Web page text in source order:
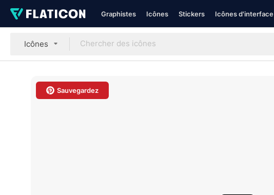
Graphistes Icônes Stickers Icônes d'interface
Icônes
Sauvegardez